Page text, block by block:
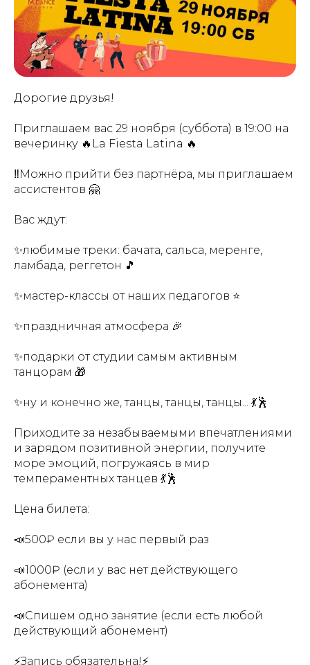
Дорогие друзья!
Приглашаем вас 29 ноября (суббота) в 19:00 на
вечеринку 🔥La Fiesta Latina 🔥
‼️Можно прийти без партнёра, мы приглашаем
ассистентов 🤗
Вас ждут:
✨любимые треки: бачата, сальса, меренге,
ламбада, реггетон 🎵
✨мастер-классы от наших педагогов ⭐️
✨праздничная атмосфера 🎉
✨подарки от студии самым активным
танцорам 🎁
✨ну и конечно же, танцы, танцы, танцы... 💃🕺
Приходите за незабываемыми впечатлениями
и зарядом позитивной энергии, получите
море эмоций, погружаясь в мир
темпераментных танцев 💃🕺
Цена билета:
📣500₽ если вы у нас первый раз
📣1000₽ (если у вас нет действующего
абонемента)
📣Спишем одно занятие (если есть любой
действующий абонемент)
⚡️Запись обязательна!⚡️